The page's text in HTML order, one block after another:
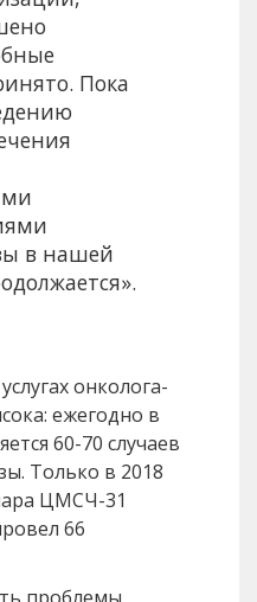
Пока
в нашей
онколога-
ежегодно в
60-70 случаев
Только в 2018
ЦМСЧ-31
66